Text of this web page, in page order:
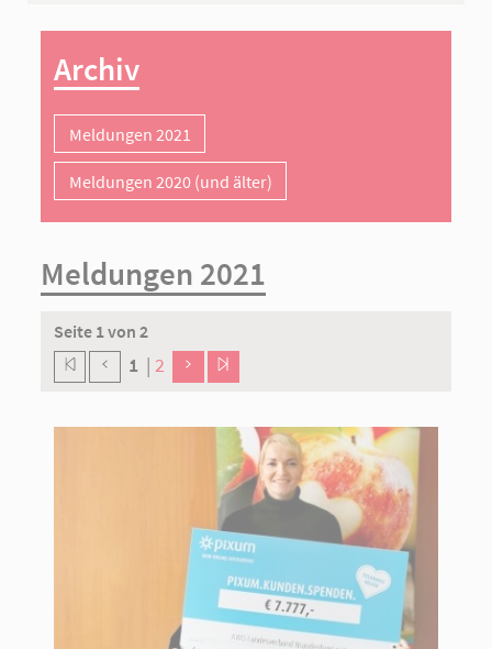
Archiv
Meldungen 2021
Meldungen 2020 (und älter)
Meldungen 2021
Seite 1 von 2
1 |2